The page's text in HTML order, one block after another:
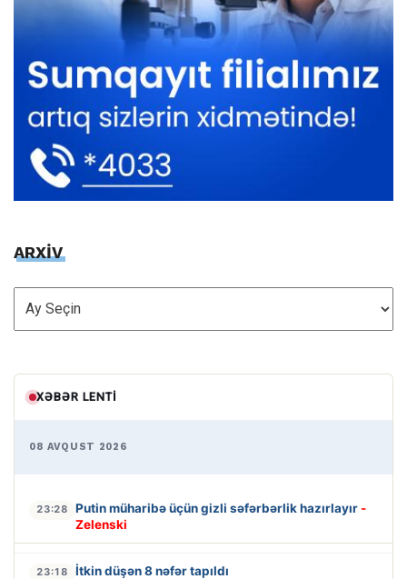
ARXİV
ARXİV
XƏBƏR LENTI
08 AVQUST 2026
23:28 Putin müharibə üçün gizli səfərbərlik hazırlayır -
Zelenski
23:18 İtkin düşən 8 nəfər tapıldı